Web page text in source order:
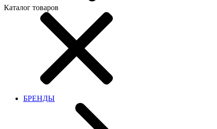
Каталог товаров
БРЕНДЫ